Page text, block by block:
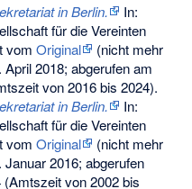
in Berlin.
In:
für die Vereinten
vomOriginal
(nicht mehr
April 2018; abgerufen am
von 2016 bis 2024).
in Berlin.
In:
für die Vereinten
vomOriginal
(nicht mehr
Januar 2016; abgerufen
(Amtszeit von 2002 bis